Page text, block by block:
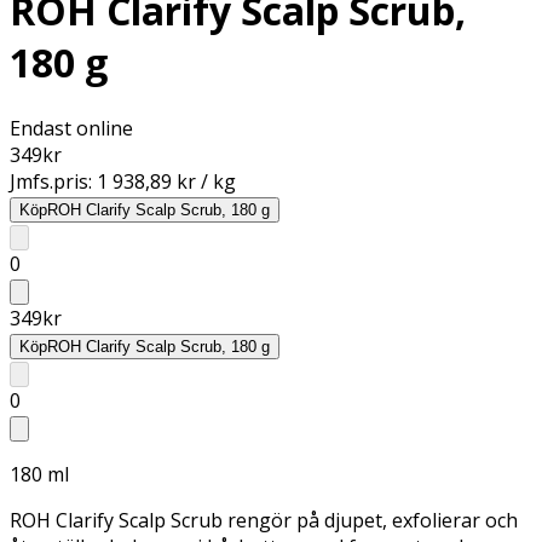
180 g
Endast online
349kr
Jmfs.pris: 1 938,89 kr / kg
KöpROH Clarify Scalp Scrub, 180 g
0
349kr
KöpROH Clarify Scalp Scrub, 180 g
0
180 ml
ROH Clarify Scalp Scrub rengör på djupet, exfolierar och